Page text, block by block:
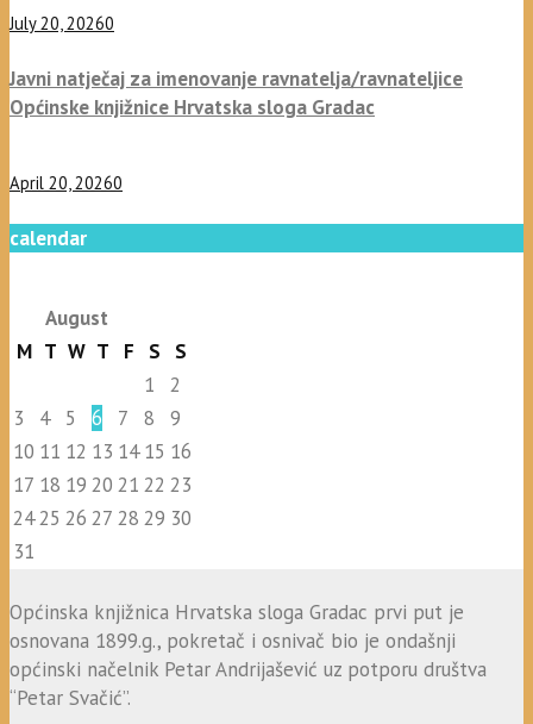
July 20, 20260
Javni natječaj za imenovanje ravnatelja/ravnateljice
Općinske knjižnice Hrvatska sloga Gradac
April 20, 20260
calendar
August
M T W T F S
S
1
2
3
4 5 6 7 8
9
10 11 12 13 14 15 16
17 18 19 20 21 22 23
2425 26 27 28 29 30
31
Općinska knjižnica Hrvatska sloga Gradac prvi put je
osnovana 1899.g., pokretač i osnivač bio je ondašnji
općinski načelnik Petar Andrijašević uz potporu društva
“Petar Svačić”.